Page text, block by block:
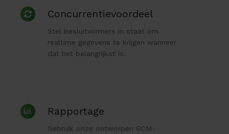
Concurrentievoordeel
Stel besluitvormers in staat om
realtime gegevens te krijgen wanneer
dat het belangrijkst is.
Concurrentievoordeel
Rapportage
Gebruik onze ontworpen SCM-
Rapportage